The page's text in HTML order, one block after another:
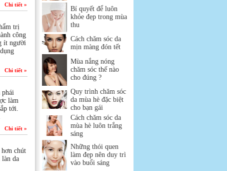
Chi tiết »
trị
công
ít người
Chi tiết »
phái
làm
tới.
Chi tiết »
chút
da
Bí quyết để luôn
khỏe đẹp trong mùa
thu
Cách chăm sóc da
mịn màng đón tết
Mùa nắng nóng
chăm sóc thế nào
cho đúng ?
Quy trình chăm sóc
da mùa hè đặc biệt
cho bạn gái
Cách chăm sóc da
mùa hè luôn trắng
sáng
Những thói quen
làm đẹp nên duy trì
vào buổi sáng